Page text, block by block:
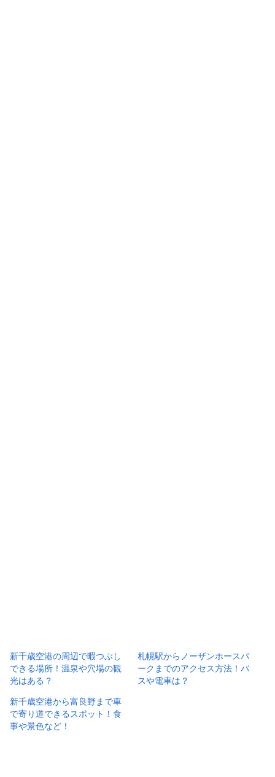
新千歳空港の周辺で暇つぶし
できる場所！温泉や穴場の観
光はある？
札幌駅からノーザンホースパ
ークまでのアクセス方法！バ
スや電車は？
新千歳空港から富良野まで車
で寄り道できるスポット！食
事や景色など！